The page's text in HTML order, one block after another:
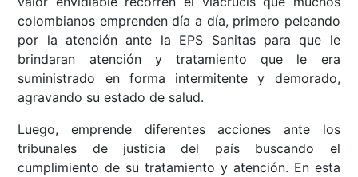
colombianos emprenden día a día, primero peleando
por la atención ante la EPS Sanitas para que le
brindaran atención y tratamiento que le era
suministrado en forma intermitente y demorado,
agravando su estado de salud.
Luego, emprende diferentes acciones ante los
tribunales de justicia del país buscando el
cumplimiento de su tratamiento y atención. En esta